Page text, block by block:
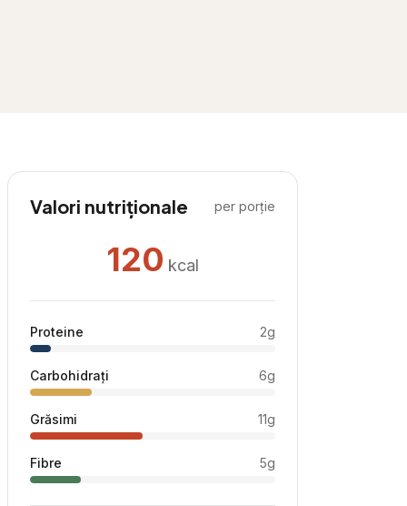
Valori nutriționale per porție
120 kcal
Proteine 2g
Carbohidrați 6g
Grăsimi 11g
Fibre 5g